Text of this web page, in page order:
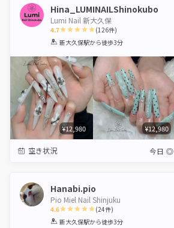
Hina_LUMINAILShinokubo
Lumi Nail 新大久保
4.7
1 2 3 4 5
(126件)
新大久保駅から徒歩3分
¥12,980 ¥12,980
空き状況 今日 ◎
Hanabi.pio
Pio Miel Nail Shinjuku
4.6
1 2 3 4 5
(24件)
新大久保駅から徒歩3分